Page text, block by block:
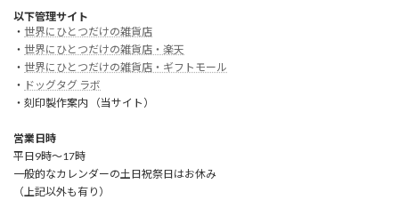
以下管理サイト
・ 世界にひとつだけの雑貨店
・ 世界にひとつだけの雑貨店・楽天
・ 世界にひとつだけの雑貨店・ギフトモール
・ ドッグタグ ラボ
・刻印製作案内 （当サイト）
営業日時
平日9時～17時
一般的なカレンダーの土日祝祭日はお休み
（上記以外も有り）